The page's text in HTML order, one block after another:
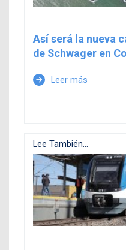
Así será la nueva
de Schwager en
arrow_forward Leer más
Lee También...